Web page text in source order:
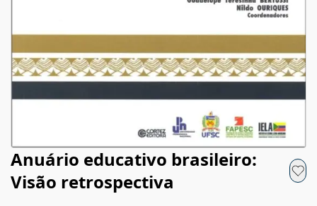
Anuário educativo brasileiro:
Visão retrospectiva